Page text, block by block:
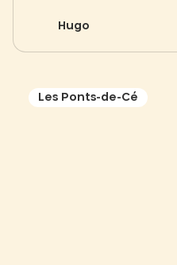
incontournables où le
approuvées par l’équipe
Hugo
Les Ponts-de-Cé